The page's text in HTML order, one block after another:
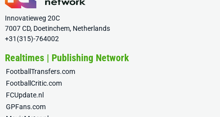
Innovatieweg 20C
7007 CD, Doetinchem, Netherlands
+31(315)-764002
Realtimes | Publishing Network
FootballTransfers.com
FootballCritic.com
FCUpdate.nl
GPFans.com